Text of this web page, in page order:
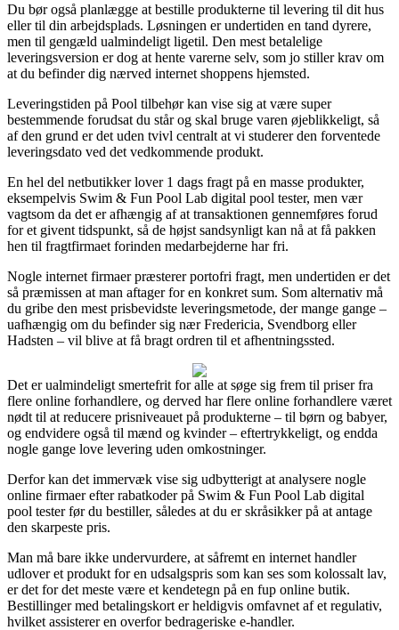
Du bør også planlægge at bestille produkterne til levering til dit hus
eller til din arbejdsplads. Løsningen er undertiden en tand dyrere,
men til gengæld ualmindeligt ligetil. Den mest betalelige
leveringsversion er dog at hente varerne selv, som jo stiller krav om
at du befinder dig nærved internet shoppens hjemsted.
Leveringstiden på Pool tilbehør kan vise sig at være super
bestemmende forudsat du står og skal bruge varen øjeblikkeligt, så
af den grund er det uden tvivl centralt at vi studerer den forventede
leveringsdato ved det vedkommende produkt.
En hel del netbutikker lover 1 dags fragt på en masse produkter,
eksempelvis Swim & Fun Pool Lab digital pool tester, men vær
vagtsom da det er afhængig af at transaktionen gennemføres forud
for et givent tidspunkt, så de højst sandsynligt kan nå at få pakken
hen til fragtfirmaet forinden medarbejderne har fri.
Nogle internet firmaer præsterer portofri fragt, men undertiden er det
så præmissen at man aftager for en konkret sum. Som alternativ må
du gribe den mest prisbevidste leveringsmetode, der mange gange –
uafhængig om du befinder sig nær Fredericia, Svendborg eller
Hadsten – vil blive at få bragt ordren til et afhentningssted.
Det er ualmindeligt smertefrit for alle at søge sig frem til priser fra
flere online forhandlere, og derved har flere online forhandlere været
nødt til at reducere prisniveauet på produkterne – til børn og babyer,
og endvidere også til mænd og kvinder – eftertrykkeligt, og endda
nogle gange love levering uden omkostninger.
Derfor kan det immervæk vise sig udbytterigt at analysere nogle
online firmaer efter rabatkoder på Swim & Fun Pool Lab digital
pool tester før du bestiller, således at du er skråsikker på at antage
den skarpeste pris.
Man må bare ikke undervurdere, at såfremt en internet handler
udlover et produkt for en udsalgspris som kan ses som kolossalt lav,
er det for det meste være et kendetegn på en fup online butik.
Bestillinger med betalingskort er heldigvis omfavnet af et regulativ,
hvilket assisterer en overfor bedrageriske e-handler.